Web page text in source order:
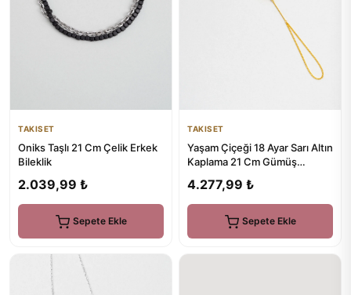
TAKISET
Oniks Taşlı 21 Cm Çelik Erkek
Bileklik
2.039,99 ₺
Sepete Ekle
TAKISET
Yaşam Çiçeği 18 Ayar Sarı Altın
Kaplama 21 Cm Gümüş
4.277,99 ₺
Sepete Ekle